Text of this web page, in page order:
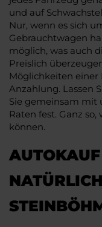
und auf
Nur, wenn es sich
Gebrauchtwagen
möglich, was auch
Preislich
Möglichkeiten einer
Anzahlung. Lassen
Sie gemeinsam mit
Raten fest. Ganz
können.